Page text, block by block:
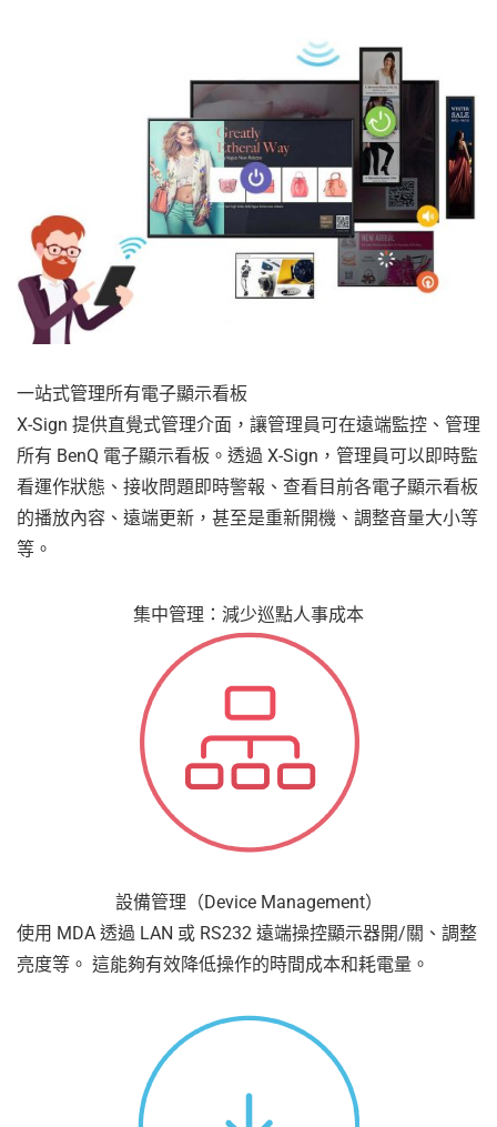
一站式管理所有電子顯示看板
X-Sign 提供直覺式管理介面，讓管理員可在遠端監控、管理
所有 BenQ 電子顯示看板。透過 X-Sign，管理員可以即時監
看運作狀態、接收問題即時警報、查看目前各電子顯示看板
的播放內容、遠端更新，甚至是重新開機、調整音量大小等
等。
集中管理：減少巡點人事成本
設備管理（Device Management）
使用 MDA 透過 LAN 或 RS232 遠端操控顯示器開/關、調整
亮度等。 這能夠有效降低操作的時間成本和耗電量。